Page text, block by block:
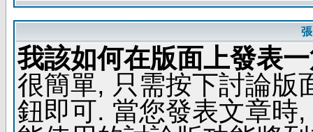
我該如何在版面上發表
很簡單, 只需按下討論版
鈕即可. 當您發表文章時